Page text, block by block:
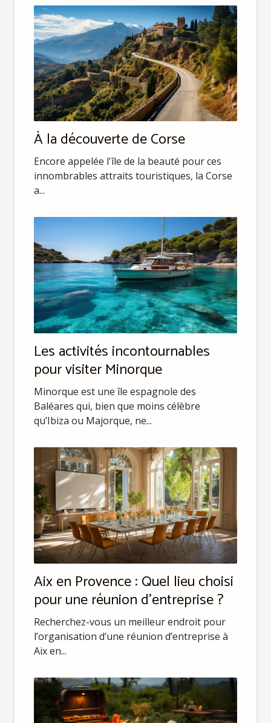
À la découverte de Corse
Encore appelée l'île de la beauté pour ces
innombrables attraits touristiques, la Corse
a...
Les activités incontournables
pour visiter Minorque
Minorque est une île espagnole des
Baléares qui, bien que moins célèbre
qu’Ibiza ou Majorque, ne...
Aix en Provence : Quel lieu choisi
pour une réunion d’entreprise ?
Recherchez-vous un meilleur endroit pour
l’organisation d’une réunion d’entreprise à
Aix en...